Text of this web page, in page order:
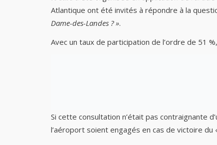
Atlantique ont été invités à répondre à la
Dame-des-Landes ? ».
Avec un taux de participation de l’ordre de 51 %,
Si cette consultation n’était pas contraignante
l’aéroport soient engagés en cas de victoire du